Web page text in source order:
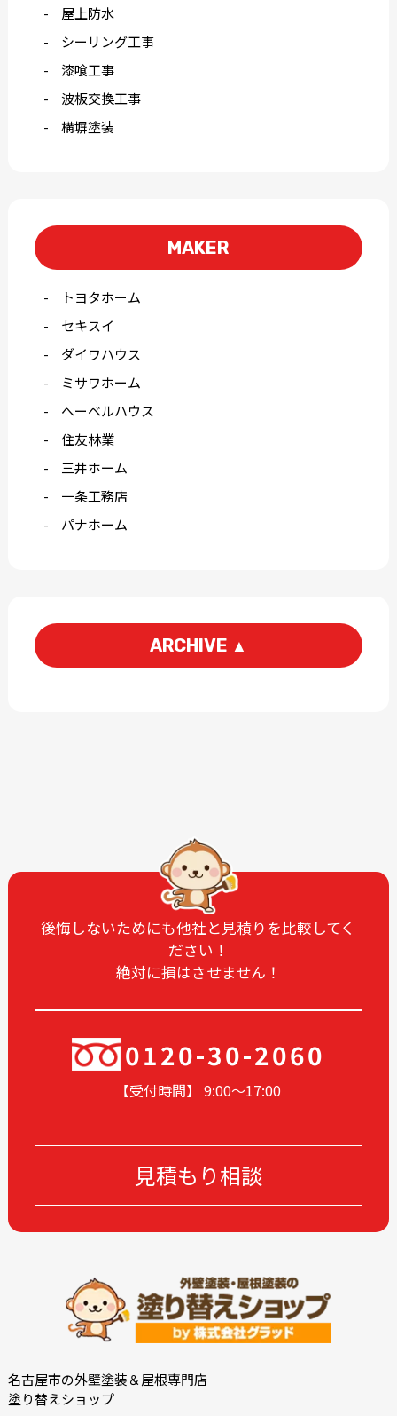
屋上防水
シーリング工事
漆喰工事
波板交換工事
構塀塗装
MAKER
トヨタホーム
セキスイ
ダイワハウス
ミサワホーム
へーベルハウス
住友林業
三井ホーム
一条工務店
パナホーム
ARCHIVE ▲
2025-02
2025-01
2024-12
2024-08
2024-07
2024-06
2024-05
2024-02
2024-01
2023-11
2023-08
2023-05
2023-03
2023-02
2023-01
2022-12
2022-10
2022-07
2022-06
2022-05
2022-04
2022-03
2022-02
2021-12
2021-10
後悔しないためにも他社と見積りを比較してく
ださい！
絶対に損はさせません！
0120-30-2060
【受付時間】 9:00〜17:00
見積もり相談
名古屋市の外壁塗装＆屋根専門店
塗り替えショップ